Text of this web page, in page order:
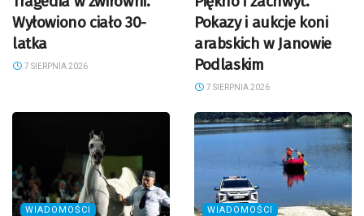
Wyłowiono ciało 30-
latka
7 SIERPNIA 2026
Pokazy i aukcje koni
arabskich w Janowie
Podlaskim
7 SIERPNIA 2026
WIADOMOŚCI WIADOMOŚCI